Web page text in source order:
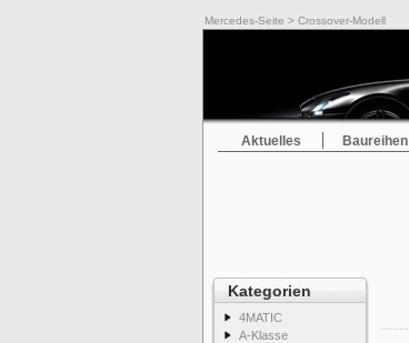
Mercedes-Seite > Crossover-Modell
Aktuelles Baureihen
Kategorien
4MATIC
A-Klasse